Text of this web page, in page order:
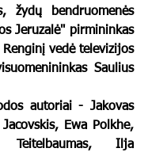
žydų bendruomenės
Jeruzalė" pirmininkas
vedė televizijos
Saulius
Ewa Polkhe,
Ilja